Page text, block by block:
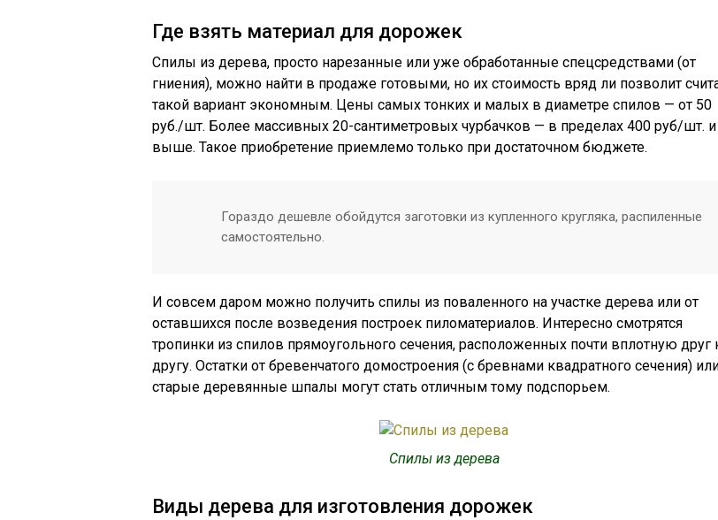
Где взять материал для дорожек
Спилы из дерева, просто нарезанные или уже обработанные спецсредствами (от
гниения), можно найти в продаже готовыми, но их стоимость вряд ли позволит
такой вариант экономным. Цены самых тонких и малых в диаметре спилов — от 50
руб./шт. Более массивных 20-сантиметровых чурбачков — в пределах 400 руб/шт. и
выше. Такое приобретение приемлемо только при достаточном бюджете.
Гораздо дешевле обойдутся заготовки из купленного кругляка, распиленные
самостоятельно.
И совсем даром можно получить спилы из поваленного на участке дерева или от
оставшихся после возведения построек пиломатериалов. Интересно смотрятся
тропинки из спилов прямоугольного сечения, расположенных почти вплотную друг
другу. Остатки от бревенчатого домостроения (с бревнами квадратного сечения)
старые деревянные шпалы могут стать отличным тому подспорьем.
Спилы из дерева
Виды дерева для изготовления дорожек